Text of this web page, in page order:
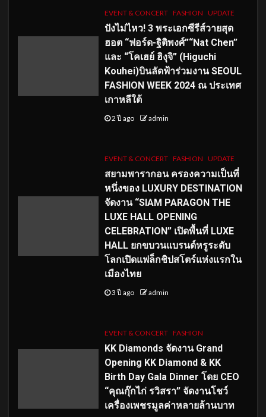
EVENT & CONCERT FASHION UPDATE
ปังไม่ไหว! 3 พระเอกซีรีส์วายสุด
ฮอต “ฟอร์ด-ฐิติพงศ์”“Nat Chen”
และ “โคเฮย์ ฮิงุจิ” (Higuchi
Kouhei)บินลัดฟ้าร่วมงาน SEOUL
FASHION WEEK 2024 ณ ประเทศ
เกาหลีใต้
2 ปี ago admin
EVENT & CONCERT FASHION UPDATE
สยามพารากอน ครองความเป็นที่
หนึ่งของ LUXURY DESTINATION
จัดงาน “SIAM PARAGON THE
LUXE HALL OPENING
CELEBRATION” เปิดพื้นที่ LUXE
HALL ยกขบวนแบรนด์หรูระดับ
โลกเปิดแฟล็กชิปสโตร์แห่งแรกใน
เมืองไทย
3 ปี ago admin
EVENT & CONCERT FASHION
KK Diamonds จัดงาน Grand
Opening KK Diamond & KK
Birth Day Gala Dinner โดย CEO
“คุณกุ๊กไก่ รวิสรา” จัดงานโชว์
เครื่องเพชรมูลค่าหลายล้านบาท